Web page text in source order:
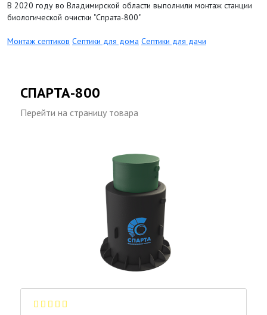
В 2020 году во Владимирской области выполнили монтаж станции
биологической очистки "Спрата-800"
Монтаж септиков Септики для дома Септики для дачи
СПАРТА-800
Перейти на страницу товара